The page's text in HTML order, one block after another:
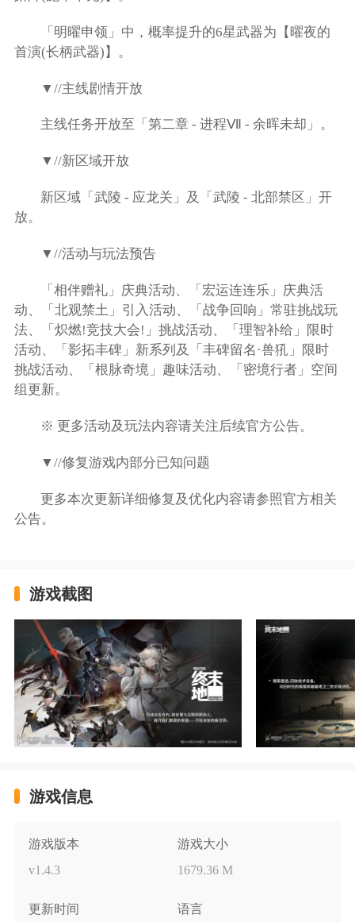
「明曜申领」中，概率提升的6星武器为【曜夜的
首演(长柄武器)】。
▼//主线剧情开放
主线任务开放至「第二章 - 进程Ⅶ - 余晖未却」。
▼//新区域开放
新区域「武陵 - 应龙关」及「武陵 - 北部禁区」开
放。
▼//活动与玩法预告
「相伴赠礼」庆典活动、「宏运连连乐」庆典活
动、「北观禁土」引入活动、「战争回响」常驻挑战玩
法、「炽燃!竞技大会!」挑战活动、「理智补给」限时
活动、「影拓丰碑」新系列及「丰碑留名·兽犼」限时
挑战活动、「根脉奇境」趣味活动、「密境行者」空间
组更新。
※ 更多活动及玩法内容请关注后续官方公告。
▼//修复游戏内部分已知问题
更多本次更新详细修复及优化内容请参照官方相关
公告。
游戏截图
游戏信息
游戏版本
v1.4.3
游戏大小
1679.36 M
更新时间
语言